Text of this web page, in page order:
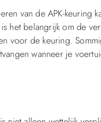
van de APK-
het belangrijk om de
voor de keuring.
wanneer je